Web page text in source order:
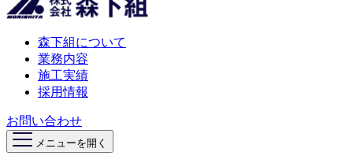
森下組について
業務内容
施工実績
採用情報
お問い合わせ
メニューを開く